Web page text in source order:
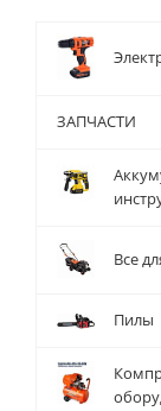
ЗАПЧАСТИ
Все
Пилы